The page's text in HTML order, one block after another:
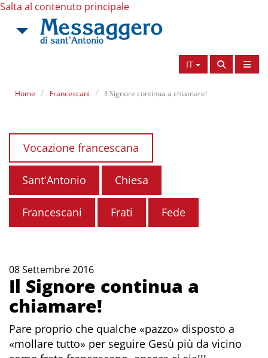
Salta al contenuto principale
IT
Home Francescani Il Signore continua a chiamare!
Vocazione francescana
Sant'Antonio Chiesa
Francescani Frati Fede
08 Settembre 2016
Il Signore continua a
chiamare!
Pare proprio che qualche «pazzo» disposto a
«mollare tutto» per seguire Gesù più da vicino